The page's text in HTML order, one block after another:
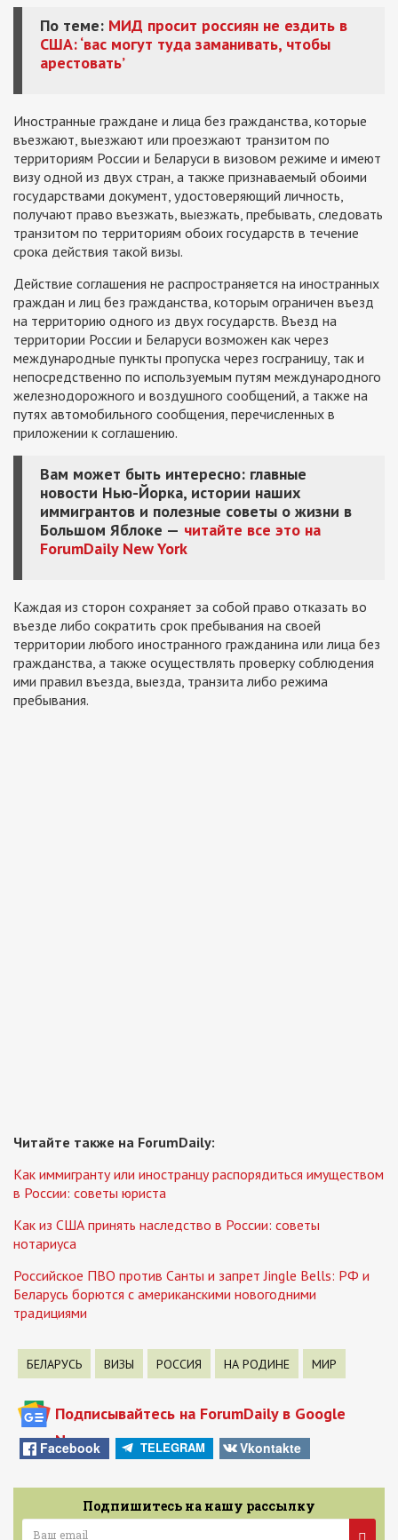
По теме: МИД просит россиян не ездить в
США: ‘вас могут туда заманивать, чтобы
арестовать’
Иностранные граждане и лица без гражданства, которые
въезжают, выезжают или проезжают транзитом по
территориям России и Беларуси в визовом режиме и имеют
визу одной из двух стран, а также признаваемый обоими
государствами документ, удостоверяющий личность,
получают право въезжать, выезжать, пребывать, следовать
транзитом по территориям обоих государств в течение
срока действия такой визы.
Действие соглашения не распространяется на иностранных
граждан и лиц без гражданства, которым ограничен въезд
на территорию одного из двух государств. Въезд на
территории России и Беларуси возможен как через
международные пункты пропуска через госграницу, так и
непосредственно по используемым путям международного
железнодорожного и воздушного сообщений, а также на
путях автомобильного сообщения, перечисленных в
приложении к соглашению.
Вам может быть интересно: главные
новости Нью-Йорка, истории наших
иммигрантов и полезные советы о жизни в
Большом Яблоке — читайте все это на
ForumDaily New York
Каждая из сторон сохраняет за собой право отказать во
въезде либо сократить срок пребывания на своей
территории любого иностранного гражданина или лица без
гражданства, а также осуществлять проверку соблюдения
ими правил въезда, выезда, транзита либо режима
пребывания.
Читайте также на ForumDaily:
Как иммигранту или иностранцу распорядиться имуществом
в России: советы юриста
Как из США принять наследство в России: советы
нотариуса
Российское ПВО против Санты и запрет Jingle Bells: РФ и
Беларусь борются с американскими новогодними
традициями
БЕЛАРУСЬ ВИЗЫ РОССИЯ НА РОДИНЕ МИР
Подписывайтесь на ForumDaily в Google
News
Facebook TELEGRAM Vkontakte
Подпишитесь на нашу рассылку